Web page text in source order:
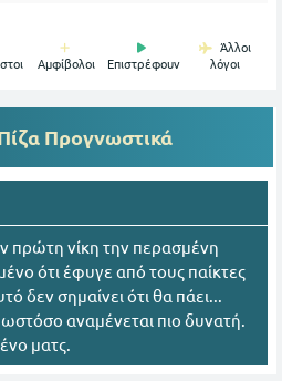
Αμφίβολοι Επιστρέφουν
Άλλοι
λόγοι
Προγνωστικά
πρώτη νίκη την περασμένη
ότι έφυγε από τους παίκτες
δεν σημαίνει ότι θα πάει...
αναμένεται πιο δυνατή.
ματς.